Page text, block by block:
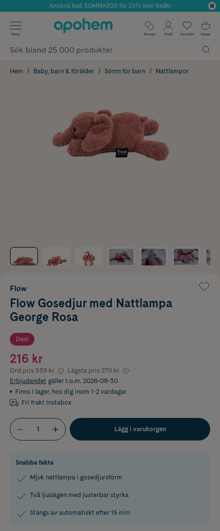
Årets Butik 2025 inom Skönhet
Använd kod: SOMMAR20 för 20% över 649kr
✓ Fri frakt
✓ Poäng på alla köp*
Meny Recept Profil Favoriter Kassa
Hem Baby, barn & förälder Sömn för barn Nattlampor
Flow
Flow Gosedjur med Nattlampa
George Rosa
Deal
216 kr
Ord.pris 539 kr Lägsta pris 270 kr
Erbjudandet gäller t.o.m. 2026-08-30
Finns i lager, hos dig inom 1-2 vardagar
Fri frakt Instabox
Lägg i varukorgen
Snabba fakta
Mjuk nattlampa i gosedjursform
Två ljuslägen med justerbar styrka
Stängs av automatiskt efter 15 min